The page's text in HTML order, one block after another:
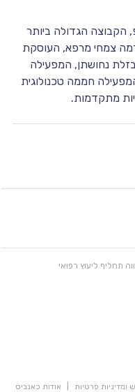
הגדולה ביותר
צמחי מרפא, העוסקת
נחושתן, המפעילה
חממה טכנולוגית
מתקדמות.
תחליף ליעוץ רפואי
ומדיניות פרטיות אודות כאנביס